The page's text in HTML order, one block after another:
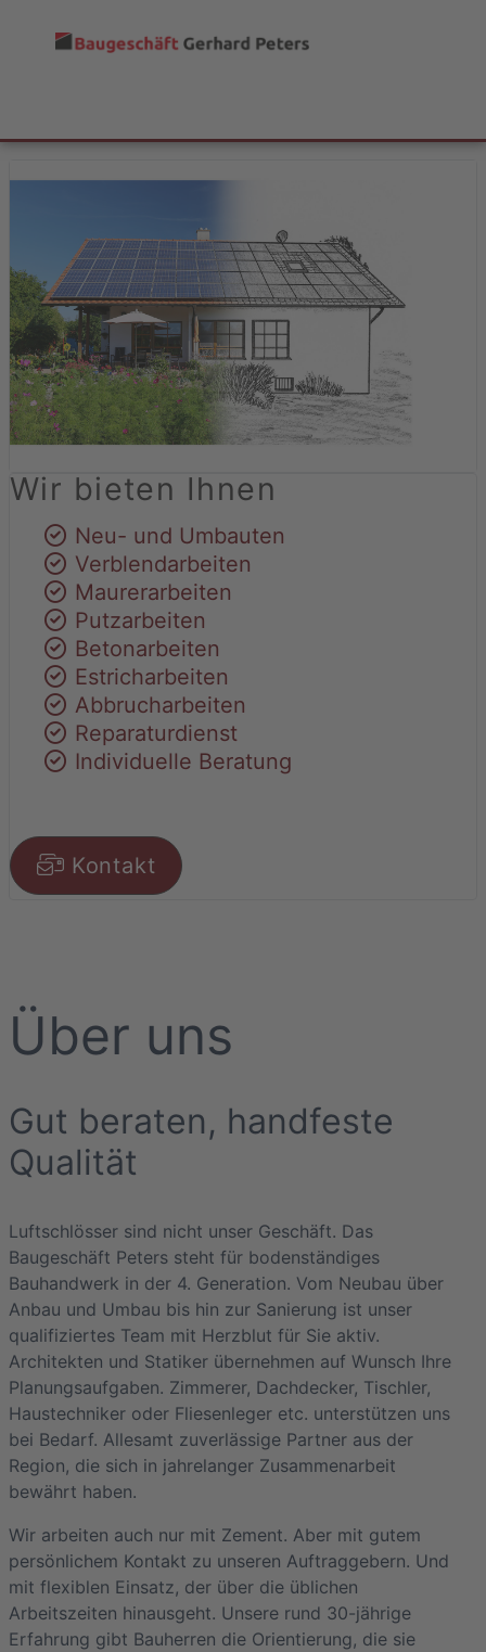
Wir bieten Ihnen
Neu- und Umbauten
Verblendarbeiten
Maurerarbeiten
Putzarbeiten
Betonarbeiten
Estricharbeiten
Abbrucharbeiten
Reparaturdienst
Individuelle Beratung
Kontakt
Über uns
Gut beraten, handfeste
Qualität
Luftschlösser sind nicht unser Geschäft. Das
Baugeschäft Peters steht für bodenständiges
Bauhandwerk in der 4. Generation. Vom Neubau über
Anbau und Umbau bis hin zur Sanierung ist unser
qualifiziertes Team mit Herzblut für Sie aktiv.
Architekten und Statiker übernehmen auf Wunsch Ihre
Planungsaufgaben. Zimmerer, Dachdecker, Tischler,
Haustechniker oder Fliesenleger etc. unterstützen uns
bei Bedarf. Allesamt zuverlässige Partner aus der
Region, die sich in jahrelanger Zusammenarbeit
bewährt haben.
Wir arbeiten auch nur mit Zement. Aber mit gutem
persönlichem Kontakt zu unseren Auftraggebern. Und
mit flexiblen Einsatz, der über die üblichen
Arbeitszeiten hinausgeht. Unsere rund 30-jährige
Erfahrung gibt Bauherren die Orientierung, die sie